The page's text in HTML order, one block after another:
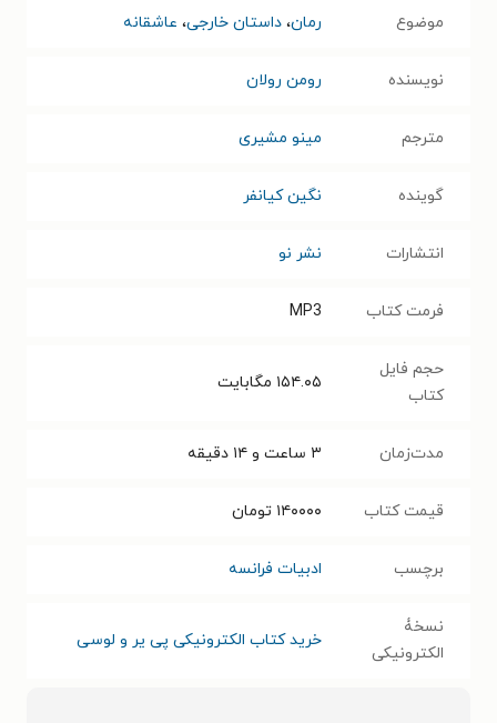
موضوع رمان، داستان خارجی، عاشقانه
نویسنده رومن رولان
مترجم مینو مشیری
گوینده نگین کیانفر
انتشارات نشر نو
فرمت کتاب MP3
حجم فایل
کتاب
۱۵۴.۰۵ مگابایت
مدت‌زمان ۳ ساعت و ۱۴ دقیقه
قیمت کتاب ۱۴۰۰۰۰ تومان
برچسب ادبیات فرانسه
نسخۀ
الکترونیکی
خرید کتاب الکترونیکی پی‌ یر و لوسی